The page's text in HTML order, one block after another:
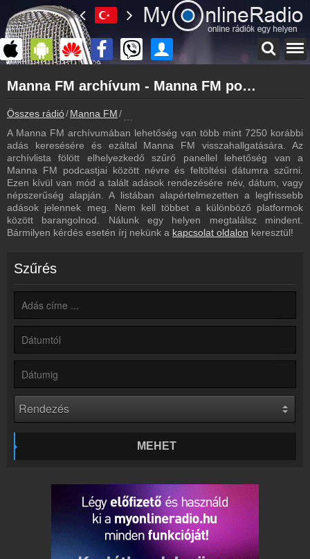
myonlineradio.hu
Manna FM
Vissza a Manna FM oldalára
Bejelentkezés
Hozz létre saját fiókot!
Most szól
Tudd meg mi szólt eddig
Műsorújság
Manna FM műsorai
Manna FM kapcsolatos hírek
Kapcsolat
Írj nekünk!
Partnerek
Rádiós partnerek
Rádió beágyazás
Ágyazd be weboldaladba
Online rádió készítés
Készítés lépésről lépésre
Manna FM archívum - Manna FM podcasts - Manna FM visszahallgatás
Összes rádió Manna FM
A Manna FM archívumában lehetőség van több mint 7250 korábbi
adás keresésére és ezáltal Manna FM visszahallgatására. Az
archívlista fölött elhelyezkedő szűrő panellel lehetőség van a
Manna FM podcastjai között névre és feltöltési dátumra szűrni.
Ezen kívül van mód a talált adások rendezésére név, dátum, vagy
népszerűség alapján. A listában alapértelmezetten a legfrissebb
adások jelennek meg. Nem kell többet a különböző platformok
között barangolnod. Nálunk egy helyen megtalálsz mindent.
Bármilyen kérdés esetén írj nekünk a kapcsolat oldalon keresztül!
Szűrés
MEHET